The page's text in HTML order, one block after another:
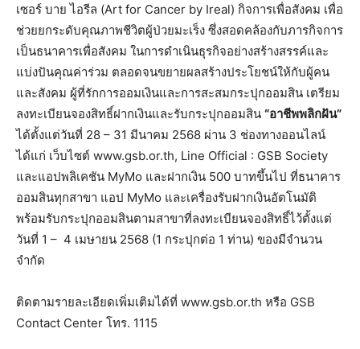
เซอร์ บาย ไอรีล (Art for Cancer by Ireal) กิจการเพื่อสังคม เพื่อ
ช่วยยกระดับคุณภาพชีวิตผู้ป่วยมะเร็ง ซึ่งสอดคล้องกับภารกิจการ
เป็นธนาคารเพื่อสังคม ในการดำเนินธุรกิจอย่างสร้างสรรค์และ
แบ่งปันคุณค่าร่วม ตลอดจนขยายผลสร้างประโยชน์ให้กับผู้คน
และสังคม ผู้ที่รักการออมเงินและการสะสมกระปุกออมสิน เตรียม
ลงทะเบียนจองสิทธิ์ฝากเงินและรับกระปุกออมสิน “อาชีพพลิกฝัน”
ได้ตั้งแต่วันที่ 28 – 31 มีนาคม 2568 ผ่าน 3 ช่องทางออนไลน์
ได้แก่ เว็บไซต์ www.gsb.or.th, Line Official : GSB Society
และแอปพลิเคชัน MyMo และฝากเงิน 500 บาทขึ้นไป ที่ธนาคาร
ออมสินทุกสาขา แอป MyMo และเครื่องรับฝากเงินอัตโนมัติ
พร้อมรับกระปุกออมสินตามสาขาที่ลงทะเบียนจองสิทธิ์ไว้ตั้งแต่
วันที่ 1 – 4 เมษายน 2568 (1 กระปุกต่อ 1 ท่าน) ของมีจำนวน
จำกัด
ติดตามรายละเอียดเพิ่มเติมได้ที่ www.gsb.or.th หรือ GSB
Contact Center โทร. 1115